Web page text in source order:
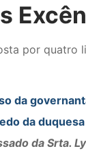
por quatro
da
da duquesa
da Srta.